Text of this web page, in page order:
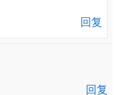
回复
回复